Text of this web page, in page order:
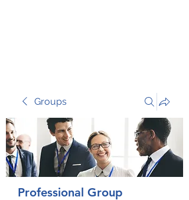
Groups
Professional Group